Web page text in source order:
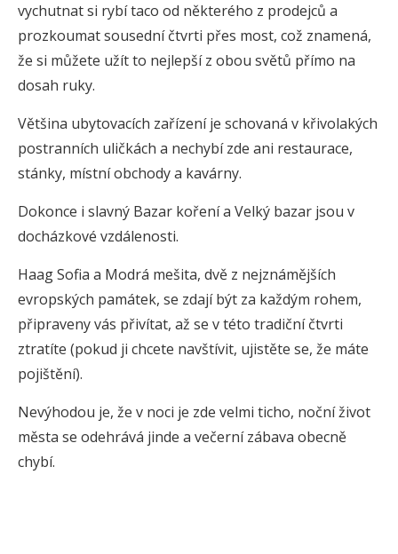
vychutnat si rybí taco od některého z prodejců a
prozkoumat sousední čtvrti přes most, což znamená,
že si můžete užít to nejlepší z obou světů přímo na
dosah ruky.
Většina ubytovacích zařízení je schovaná v křivolakých
postranních uličkách a nechybí zde ani restaurace,
stánky, místní obchody a kavárny.
Dokonce i slavný Bazar koření a Velký bazar jsou v
docházkové vzdálenosti.
Haag Sofia a Modrá mešita, dvě z nejznámějších
evropských památek, se zdají být za každým rohem,
připraveny vás přivítat, až se v této tradiční čtvrti
ztratíte (pokud ji chcete navštívit, ujistěte se, že máte
pojištění).
Nevýhodou je, že v noci je zde velmi ticho, noční život
města se odehrává jinde a večerní zábava obecně
chybí.